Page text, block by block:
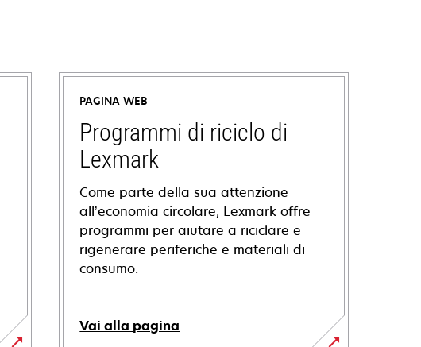
PAGINA WEB
Programmi di riciclo di
Lexmark
Come parte della sua attenzione
all’economia circolare, Lexmark offre
programmi per aiutare a riciclare e
rigenerare periferiche e materiali di
consumo.
Vai alla pagina